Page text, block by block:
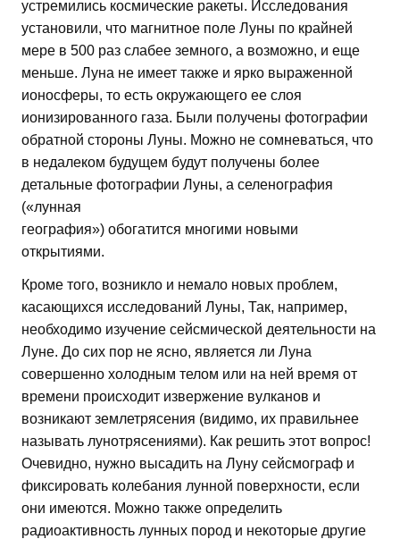
устремились космические ракеты. Исследования
установили, что магнитное поле Луны по крайней
мере в 500 раз слабее земного, а возможно, и еще
меньше. Луна не имеет также и ярко выраженной
ионосферы, то есть окружающего ее слоя
ионизированного газа. Были получены фотографии
обратной стороны Луны. Можно не сомневаться, что
в недалеком будущем будут получены более
детальные фотографии Луны, а селенография
(«лунная
география») обогатится многими новыми
открытиями.
Кроме того, возникло и немало новых проблем,
касающихся исследований Луны, Так, например,
необходимо изучение сейсмической деятельности на
Луне. До сих пор не ясно, является ли Луна
совершенно холодным телом или на ней время от
времени происходит извержение вулканов и
возникают землетрясения (видимо, их правильнее
называть лунотрясениями). Как решить этот вопрос!
Очевидно, нужно высадить на Луну сейсмограф и
фиксировать колебания лунной поверхности, если
они имеются. Можно также определить
радиоактивность лунных пород и некоторые другие